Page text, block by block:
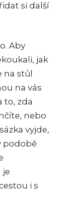
si další
Aby
jak
stůl
na vás
to, zda
nebo
vyjde,
podobě
je
i s